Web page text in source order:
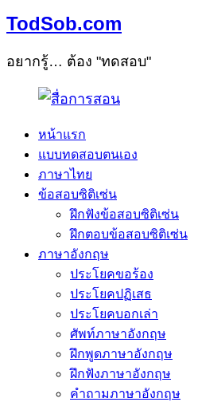
TodSob.com
อยากรู้… ต้อง "ทดสอบ"
หน้าแรก
แบบทดสอบตนเอง
ภาษาไทย
ข้อสอบซิติเซ่น
ฝึกฟังข้อสอบซิติเซ่น
ฝึกตอบข้อสอบซิติเซ่น
ภาษาอังกฤษ
ประโยคขอร้อง
ประโยคปฏิเสธ
ประโยคบอกเล่า
ศัพท์ภาษาอังกฤษ
ฝึกพูดภาษาอังกฤษ
ฝึกฟังภาษาอังกฤษ
คำถามภาษาอังกฤษ